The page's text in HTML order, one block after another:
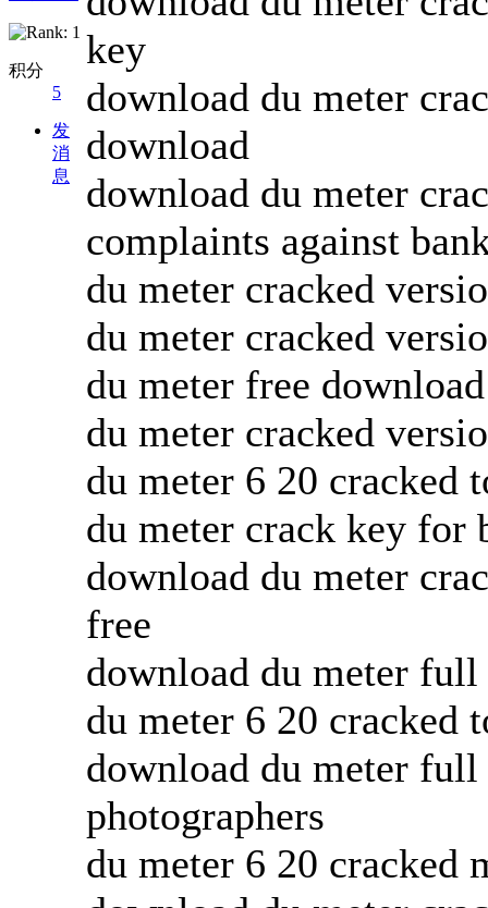
积分
5
发
消
息
key
download du meter
download
download du meter
complaints against
du meter cracked
du meter cracked
du meter free
du meter cracked
du meter 6 20 cracked
du meter crack key for
download du meter
free
download du meter full
du meter 6 20 cracked
download du meter
photographers
du meter 6 20 cracked